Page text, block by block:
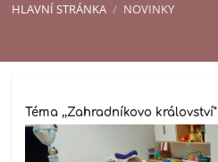
HLAVNÍ STRÁNKA / NOVINKY
Téma ,,Zahradníkovo království"